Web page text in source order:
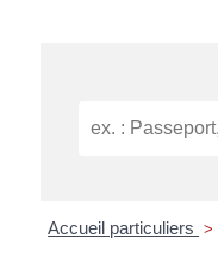
Accueil particuliers >